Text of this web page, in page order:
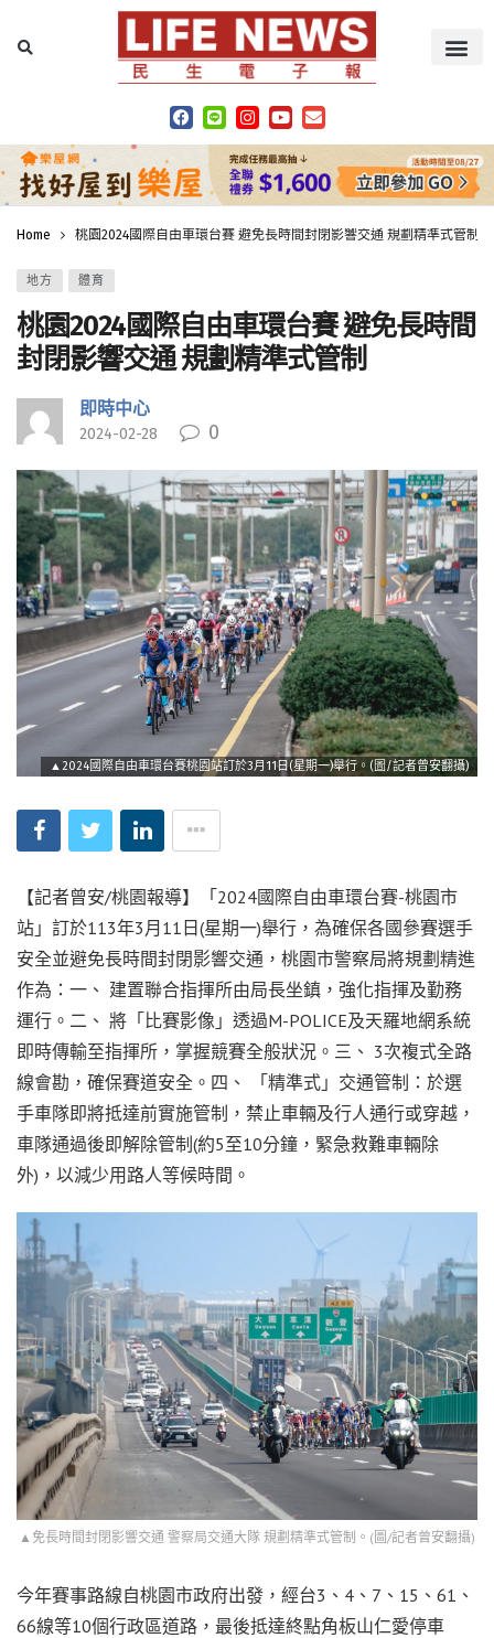
Home 桃園2024國際自由車環台賽 避免長時間封閉影響交通 規劃精準式管制
地方 體育
桃園2024國際自由車環台賽 避免長時間
封閉影響交通 規劃精準式管制
即時中心
2024-02-28 0
▲2024國際自由車環台賽桃園站訂於3月11日(星期一)舉行。(圖/記者曾安翻攝)
【記者曾安/桃園報導】「2024國際自由車環台賽-桃園市
站」訂於113年3月11日(星期一)舉行，為確保各國參賽選手
安全並避免長時間封閉影響交通，桃園市警察局將規劃精進
作為：一、 建置聯合指揮所由局長坐鎮，強化指揮及勤務
運行。二、 將「比賽影像」透過M-POLICE及天羅地網系統
即時傳輸至指揮所，掌握競賽全般狀況。三、 3次複式全路
線會勘，確保賽道安全。四、 「精準式」交通管制：於選
手車隊即將抵達前實施管制，禁止車輛及行人通行或穿越，
車隊通過後即解除管制(約5至10分鐘，緊急救難車輛除
外)，以減少用路人等候時間。
▲免長時間封閉影響交通 警察局交通大隊 規劃精準式管制。(圖/記者曾安翻攝)
今年賽事路線自桃園市政府出發，經台3、4、7、15、61、
66線等10個行政區道路，最後抵達終點角板山仁愛停車